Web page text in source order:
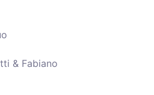
& Fabiano